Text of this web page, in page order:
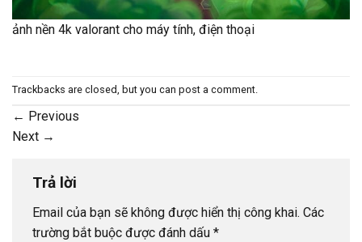
ảnh nền 4k valorant cho máy tính, điện thoại
Trackbacks are closed, but you can post a comment.
← Previous
Next →
Trả lời
Email của bạn sẽ không được hiển thị công khai. Các
trường bắt buộc được đánh dấu *